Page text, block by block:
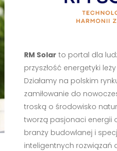
RM Solar to portal dla
przyszłość energetyki
Działamy na polskim
zamiłowanie do
troską o środowisko
tworzą pasjonaci energii
branży budowlanej i
inteligentnych rozwiązań